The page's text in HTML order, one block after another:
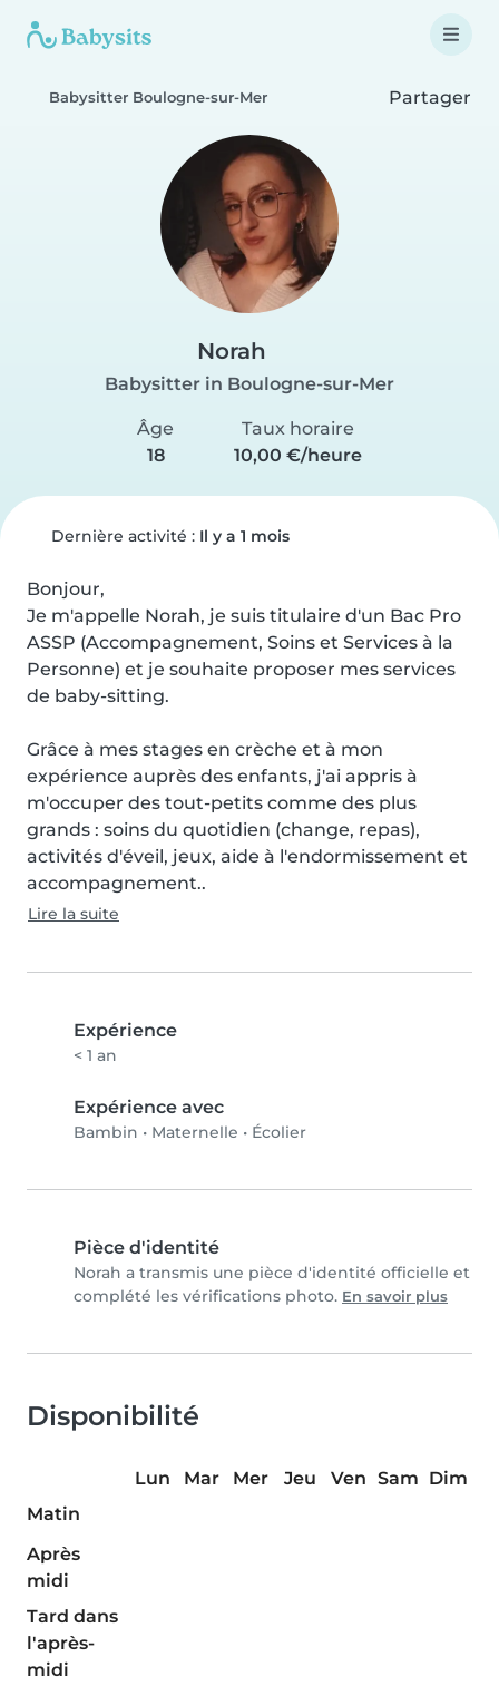
Babysitter Boulogne-sur-Mer Partager
Norah
Babysitter in Boulogne-sur-Mer
Âge
18
Taux horaire
10,00 €/heure
Dernière activité : Il y a 1 mois
Bonjour,
Je m'appelle Norah, je suis titulaire d'un Bac Pro
ASSP (Accompagnement, Soins et Services à la
Personne) et je souhaite proposer mes services
de baby-sitting.
Grâce à mes stages en crèche et à mon
expérience auprès des enfants, j'ai appris à
m'occuper des tout-petits comme des plus
grands : soins du quotidien (change, repas),
activités d'éveil, jeux, aide à l'endormissement et
accompagnement..
Lire la suite
Expérience
< 1 an
Expérience avec
Bambin • Maternelle • Écolier
Pièce d'identité
Norah a transmis une pièce d'identité officielle et
complété les vérifications photo. En savoir plus
Disponibilité
Lun Mar Mer Jeu Ven Sam Dim
Matin
Après
midi
Tard dans
l'après-
midi